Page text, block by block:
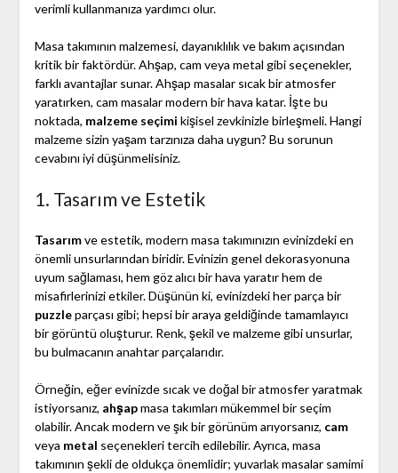
verimli kullanmanıza yardımcı olur.
Masa takımının malzemesi, dayanıklılık ve bakım açısından
kritik bir faktördür. Ahşap, cam veya metal gibi seçenekler,
farklı avantajlar sunar. Ahşap masalar sıcak bir atmosfer
yaratırken, cam masalar modern bir hava katar. İşte bu
noktada, malzeme seçimi kişisel zevkinizle birleşmeli. Hangi
malzeme sizin yaşam tarzınıza daha uygun? Bu sorunun
cevabını iyi düşünmelisiniz.
1. Tasarım ve Estetik
Tasarımve estetik, modern masa takımınızın evinizdeki en
önemli unsurlarından biridir. Evinizin genel dekorasyonuna
uyum sağlaması, hem göz alıcı bir hava yaratır hem de
misafirlerinizi etkiler. Düşünün ki, evinizdeki her parça bir
puzzleparçası gibi; hepsi bir araya geldiğinde tamamlayıcı
bir görüntü oluşturur. Renk, şekil ve malzeme gibi unsurlar,
bu bulmacanın anahtar parçalarıdır.
Örneğin, eğer evinizde sıcak ve doğal bir atmosfer yaratmak
istiyorsanız, ahşapmasa takımları mükemmel bir seçim
olabilir. Ancak modern ve şık bir görünüm arıyorsanız, cam
veya metal seçenekleri tercih edilebilir. Ayrıca, masa
takımının şekli de oldukça önemlidir; yuvarlak masalar samimi